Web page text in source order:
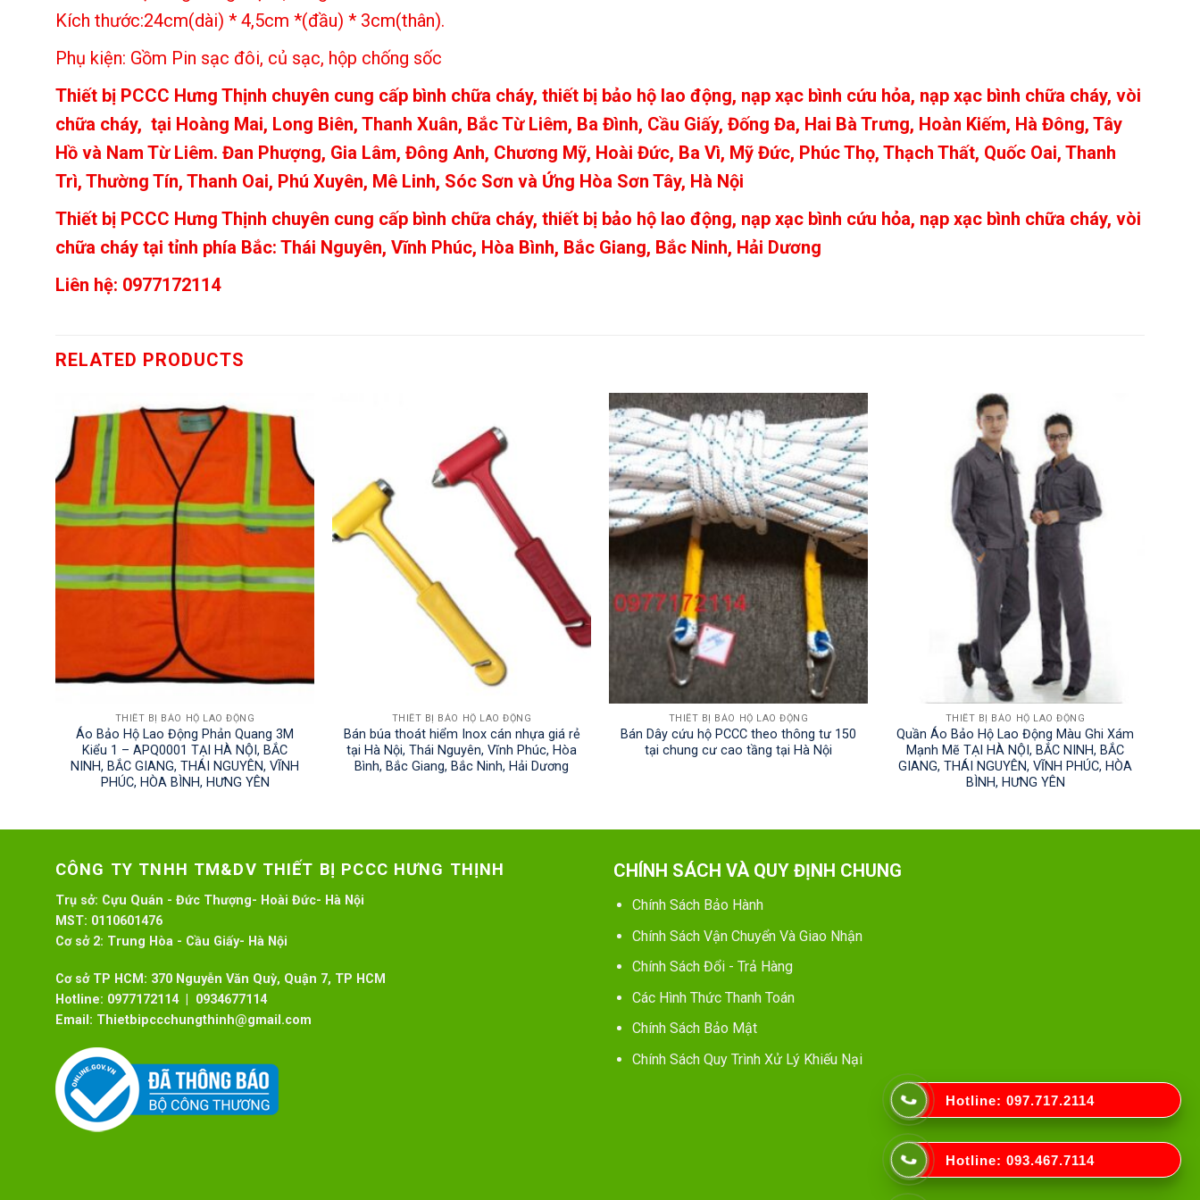
Kích thước:24cm(dài) * 4,5cm *(đầu) * 3cm(thân).
Phụ kiện: Gồm Pin sạc đôi, củ sạc, hộp chống sốc
Thiết bị PCCC Hưng Thịnh chuyên cung cấp bình chữa cháy, thiết bị bảo hộ lao động, nạp xạc bình cứu hỏa, nạp xạc bình chữa cháy, vòi
chữa cháy, tại Hoàng Mai, Long Biên, Thanh Xuân, Bắc Từ Liêm, Ba Đình, Cầu Giấy, Đống Đa, Hai Bà Trưng, Hoàn Kiếm, Hà Đông, Tây
Hồ và Nam Từ Liêm. Đan Phượng, Gia Lâm, Đông Anh, Chương Mỹ, Hoài Đức, Ba Vì, Mỹ Đức, Phúc Thọ, Thạch Thất, Quốc Oai, Thanh
Trì, Thường Tín, Thanh Oai, Phú Xuyên, Mê Linh, Sóc Sơn và Ứng Hòa Sơn Tây, Hà Nội
Thiết bị PCCC Hưng Thịnh chuyên cung cấp bình chữa cháy, thiết bị bảo hộ lao động, nạp xạc bình cứu hỏa, nạp xạc bình chữa cháy, vòi
chữa cháy tại tỉnh phía Bắc: Thái Nguyên, Vĩnh Phúc, Hòa Bình, Bắc Giang, Bắc Ninh, Hải Dương
Liên hệ: 0977172114
RELATED PRODUCTS
THIẾT BỊ BẢO HỘ LAO ĐỘNG
Áo Bảo Hộ Lao Động Phản Quang 3M
Kiểu 1 – APQ0001 TẠI HÀ NỘI, BẮC
NINH, BẮC GIANG, THÁI NGUYÊN, VĨNH
PHÚC, HÒA BÌNH, HƯNG YÊN
THIẾT BỊ BẢO HỘ LAO ĐỘNG
Bán búa thoát hiểm Inox cán nhựa giá rẻ
tại Hà Nội, Thái Nguyên, Vĩnh Phúc, Hòa
Bình, Bắc Giang, Bắc Ninh, Hải Dương
THIẾT BỊ BẢO HỘ LAO ĐỘNG
Bán Dây cứu hộ PCCC theo thông tư 150
tại chung cư cao tầng tại Hà Nội
THIẾT BỊ BẢO HỘ LAO ĐỘNG
Quần Áo Bảo Hộ Lao Động Màu Ghi Xám
Mạnh Mẽ TẠI HÀ NỘI, BẮC NINH, BẮC
GIANG, THÁI NGUYÊN, VĨNH PHÚC, HÒA
BÌNH, HƯNG YÊN
CÔNG TY TNHH TM&DV THIẾT BỊ PCCC HƯNG THỊNH
Trụ sở: Cựu Quán - Đức Thượng- Hoài Đức- Hà Nội
MST: 0110601476
Cơ sở 2: Trung Hòa - Cầu Giấy- Hà Nội
Cơ sở TP HCM: 370 Nguyễn Văn Quỳ, Quận 7, TP HCM
Hotline: 0977172114 | 0934677114
Email: Thietbipccchungthinh@gmail.com
CHÍNH SÁCH VÀ QUY ĐỊNH CHUNG
Chính Sách Bảo Hành
Chính Sách Vận Chuyển Và Giao Nhận
Chính Sách Đổi - Trả Hàng
Các Hình Thức Thanh Toán
Chính Sách Bảo Mật
Chính Sách Quy Trình Xử Lý Khiếu Nại
Hotline: 097.717.2114
Hotline: 093.467.7114